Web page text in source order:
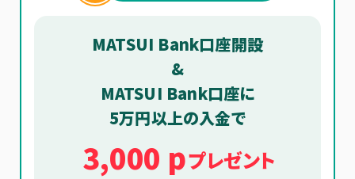
MATSUI Bank口座開設
&
MATSUI Bank口座に
5万円以上の入金で
3,000 pプレゼント